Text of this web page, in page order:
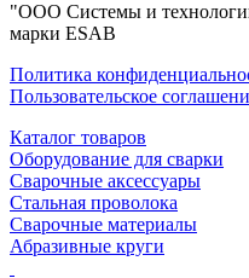
"ООО Системы и
марки ESAB
Политика
Пользовательское
Каталог товаров
Оборудование для сварки
Сварочные аксессуары
Стальная проволока
Сварочные материалы
Абразивные круги